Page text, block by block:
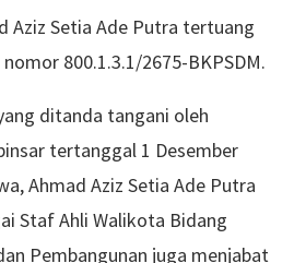
Aziz Setia Ade Putra tertuang
800.1.3.1/2675-BKPSDM.
ditanda tangani oleh
tertanggal 1 Desember
Ahmad Aziz Setia Ade Putra
Staf Ahli Walikota Bidang
Pembangunan juga menjabat